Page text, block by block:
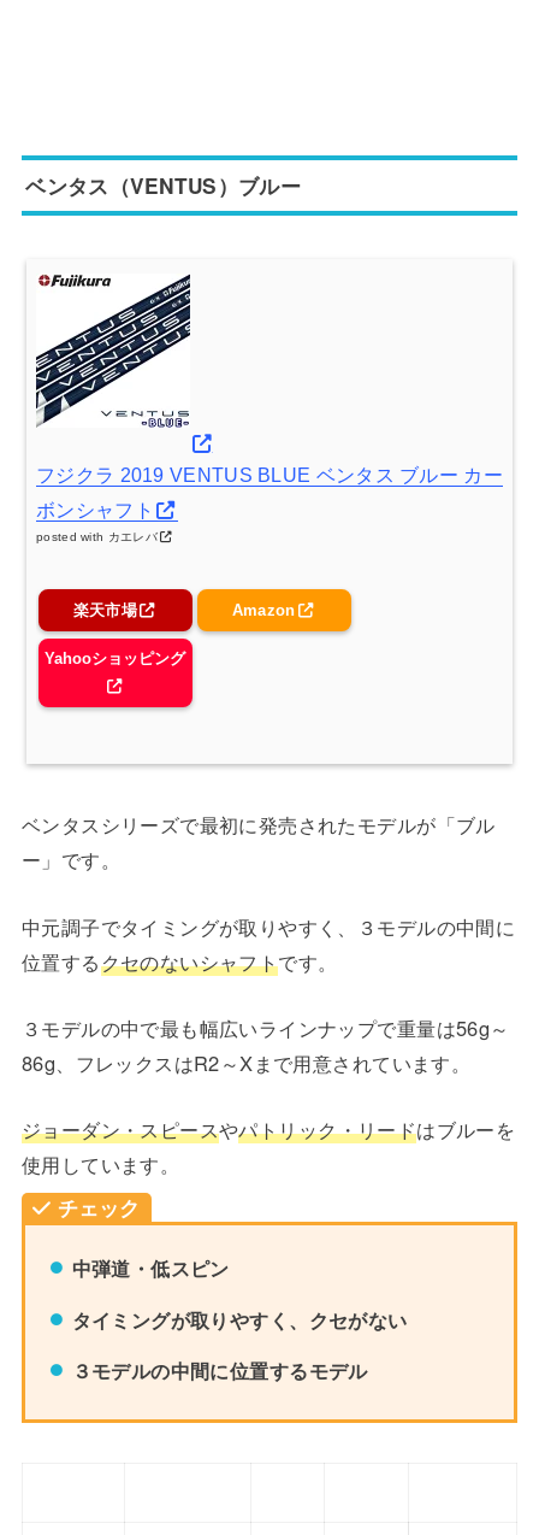
ベンタス（VENTUS）ブルー
フジクラ 2019 VENTUS BLUE ベンタス ブルー カー
ボンシャフト
posted with カエレバ
楽天市場 Amazon
Yahooショッピング
ベンタスシリーズで最初に発売されたモデルが「ブル
ー」です。
中元調子でタイミングが取りやすく、３モデルの中間に
位置するクセのないシャフトです。
３モデルの中で最も幅広いラインナップで重量は56g～
86g、フレックスはR2～Xまで用意されています。
ジョーダン・スピースやパトリック・リードはブルーを
使用しています。
チェック
中弾道・低スピン
タイミングが取りやすく、クセがない
３モデルの中間に位置するモデル